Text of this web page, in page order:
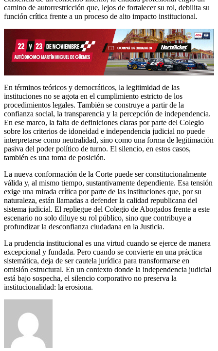
camino de autorrestricción que, lejos de fortalecer su rol, debilita su
función crítica frente a un proceso de alto impacto institucional.
En términos teóricos y democráticos, la legitimidad de las
instituciones no se agota en el cumplimiento estricto de los
procedimientos legales. También se construye a partir de la
confianza social, la transparencia y la percepción de independencia.
En ese marco, la falta de definiciones claras por parte del Colegio
sobre los criterios de idoneidad e independencia judicial no puede
interpretarse como neutralidad, sino como una forma de legitimación
pasiva del poder político de turno. El silencio, en estos casos,
también es una toma de posición.
La nueva conformación de la Corte puede ser constitucionalmente
válida y, al mismo tiempo, sustantivamente dependiente. Esa tensión
exige una mirada crítica por parte de las instituciones que, por su
naturaleza, están llamadas a defender la calidad republicana del
sistema judicial. El repliegue del Colegio de Abogados frente a este
escenario no solo diluye su rol público, sino que contribuye a
profundizar la desconfianza ciudadana en la Justicia.
La prudencia institucional es una virtud cuando se ejerce de manera
excepcional y fundada. Pero cuando se convierte en una práctica
sistemática, deja de ser cautela jurídica para transformarse en
omisión estructural. En un contexto donde la independencia judicial
está bajo sospecha, el silencio corporativo no preserva la
institucionalidad: la erosiona.